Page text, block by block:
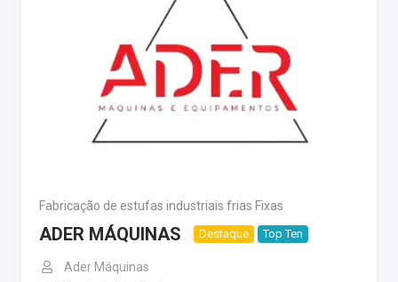
Fabricação de estufas industriais frias Fixas
ADER MÁQUINAS Destaque Top Ten
Ader Máquinas